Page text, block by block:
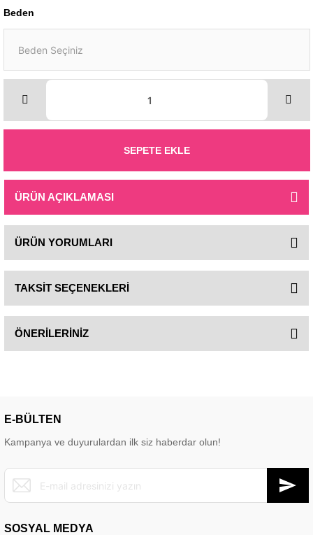
Beden
SEPETE EKLE
ÜRÜN AÇIKLAMASI
ÜRÜN YORUMLARI
TAKSİT SEÇENEKLERİ
ÖNERİLERİNİZ
E-BÜLTEN
Kampanya ve duyurulardan ilk siz haberdar olun!
SOSYAL MEDYA